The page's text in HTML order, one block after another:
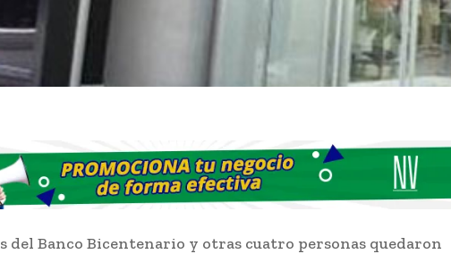
del Banco Bicentenario y otras cuatro personas quedaron